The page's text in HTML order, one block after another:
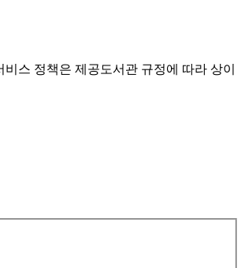
스 정책은 제공도서관 규정에 따라 상이